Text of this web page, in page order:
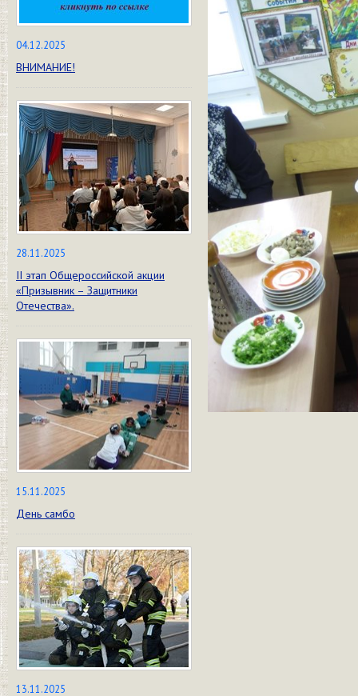
04.12.2025
ВНИМАНИЕ!
28.11.2025
II этап Общероссийской акции
«Призывник – Защитники
Отечества».
15.11.2025
День самбо
13.11.2025